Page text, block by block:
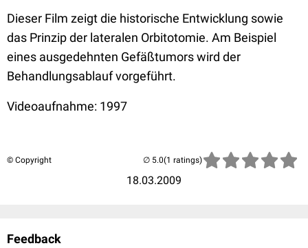
Dieser Film zeigt die historische Entwicklung sowie
das Prinzip der lateralen Orbitotomie. Am Beispiel
eines ausgedehnten Gefäßtumors wird der
Behandlungsablauf vorgeführt.
Videoaufnahme: 1997
© Copyright
18.03.2009
(1 ratings)
Feedback